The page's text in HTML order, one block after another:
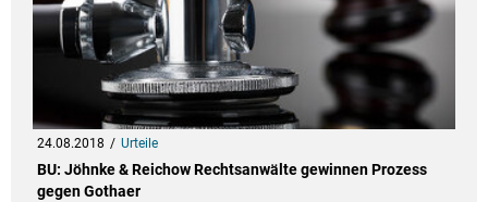
24.08.2018 Urteile
BU: Jöhnke & Reichow Rechtsanwälte gewinnen Prozess
gegen Gothaer